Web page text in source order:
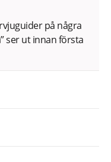
på några
ser ut innan första
kriterier i stället
och samlar